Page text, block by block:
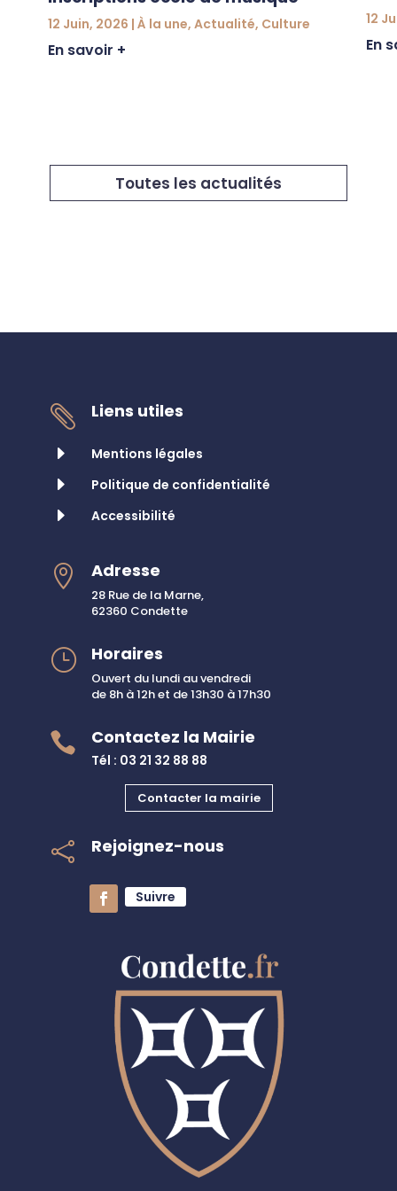
12 Juin, 2026 | À la une, Actualité, Culture
En savoir +
12
En
Toutes les actualités

Liens utiles
E
Mentions légales
E Politique de confidentialité
E Accessibilité
 Adresse
28 Rue de la Marne,
62360 Condette
} Horaires
Ouvert du lundi au vendredi
de 8h à 12h et de 13h30 à 17h30
 Contactez la Mairie
Tél : 03 21 32 88 88
Contacter la mairie
 Rejoignez-nous
Suivre